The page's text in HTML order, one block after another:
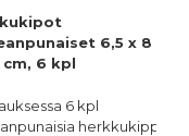
6,5 x 8
cm, 6 kpl
6 kpl